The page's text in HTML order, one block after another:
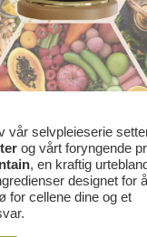
vår selvpleieserie
og vårt foryngende
, en kraftig
designet for
for cellene dine og et